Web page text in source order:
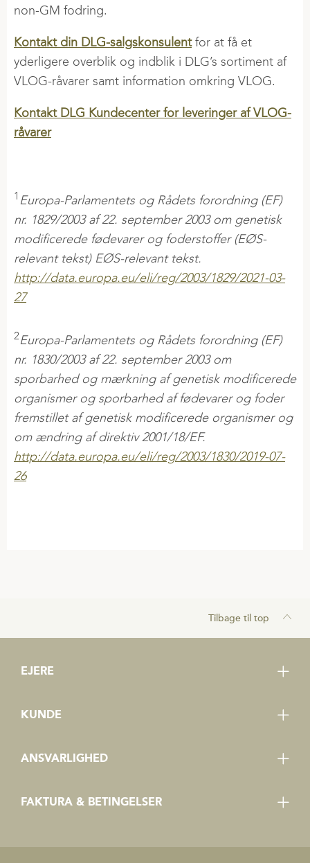
non-GM fodring.
Kontakt din DLG-salgskonsulentfor at få et
yderligere overblik og indblik i DLG’s sortiment af
VLOG-råvarer samt information omkring VLOG.
Kontakt DLG Kundecenter for leveringer af VLOG-
råvarer
1 Europa-Parlamentets og Rådets forordning (EF)
nr. 1829/2003 af 22. september 2003 om genetisk
modificerede fødevarer og foderstoffer (EØS-
relevant tekst) EØS-relevant tekst.
http://data.europa.eu/eli/reg/2003/1829/2021-03-
27
2Europa-Parlamentets og Rådets forordning (EF)
nr. 1830/2003 af 22. september 2003 om
sporbarhed og mærkning af genetisk modificerede
organismer og sporbarhed af fødevarer og foder
fremstillet af genetisk modificerede organismer og
om ændring af direktiv 2001/18/EF.
http://data.europa.eu/eli/reg/2003/1830/2019-07-
26
Tilbage til top
EJERE
Vedtægter
KUNDE
Tilmeld dig nyhedsbreve og SMS
ANSVARLIGHED
FAKTURA & BETINGELSER